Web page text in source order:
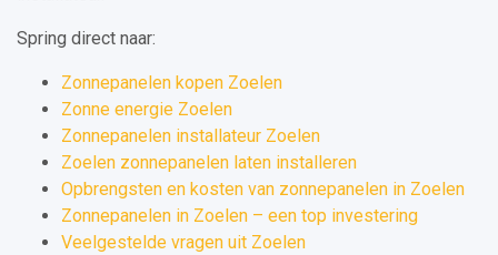
Spring direct naar:
Zonnepanelen kopen Zoelen
Zonne energie Zoelen
Zonnepanelen installateur Zoelen
Zoelen zonnepanelen laten installeren
Opbrengsten en kosten van zonnepanelen in Zoelen
Zonnepanelen in Zoelen – een top investering
Veelgestelde vragen uit Zoelen